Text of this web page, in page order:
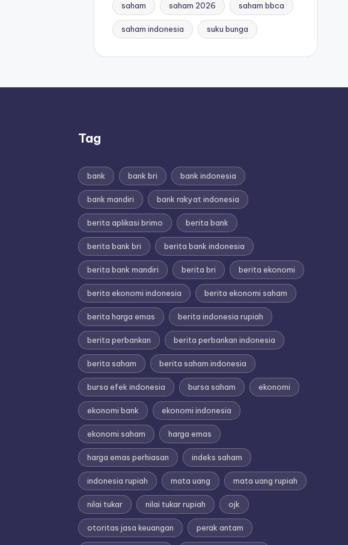
saham saham 2026 saham bbca
saham indonesia suku bunga
Tag
bank bank bri bank indonesia
bank mandiri bank rakyat indonesia
berita aplikasi brimo berita bank
berita bank bri berita bank indonesia
berita bank mandiri berita bri berita ekonomi
berita ekonomi indonesia berita ekonomi saham
berita harga emas berita indonesia rupiah
berita perbankan berita perbankan indonesia
berita saham berita saham indonesia
bursa efek indonesia bursa saham ekonomi
ekonomi bank ekonomi indonesia
ekonomi saham harga emas
harga emas perhiasan indeks saham
indonesia rupiah mata uang mata uang rupiah
nilai tukar nilai tukar rupiah ojk
otoritas jasa keuangan perak antam